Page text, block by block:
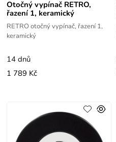
Otočný vypínač RETRO,
řazení 1, keramický
RETRO otočný vypínač, řazení 1,
keramický
14 dnů
1 789 Kč